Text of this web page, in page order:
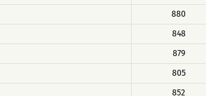
880
848
879
805
852